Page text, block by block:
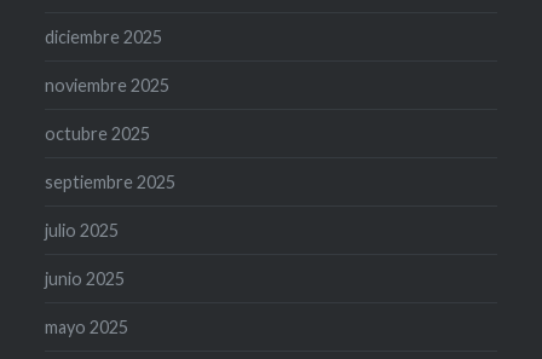
diciembre 2025
noviembre 2025
octubre 2025
septiembre 2025
julio 2025
junio 2025
mayo 2025